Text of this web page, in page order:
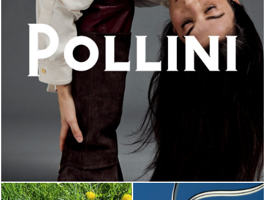
An ode to the house’s vibrant Italian roots, the new...